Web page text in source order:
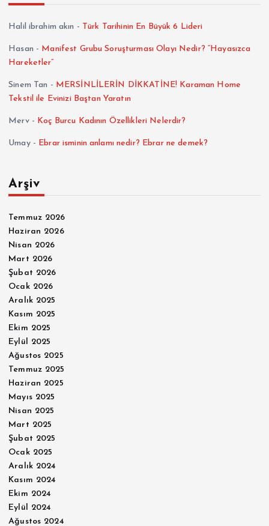
Halil ibrahim akın - Türk Tarihinin En Büyük 6 Lideri
Hasan - Manifest Grubu Soruşturması Olayı Nedir? “Hayasızca
Hareketler”
Sinem Tan - MERSİNLİLERİN DİKKATİNE! Karaman Home
Tekstil ile Evinizi Baştan Yaratın
Merv- Koç Burcu Kadının Özellikleri Nelerdir?
Umay- Ebrar isminin anlamı nedir? Ebrar ne demek?
Arşiv
Temmuz 2026
Haziran 2026
Nisan 2026
Mart 2026
Şubat 2026
Ocak 2026
Aralık 2025
Kasım 2025
Ekim 2025
Eylül 2025
Ağustos 2025
Temmuz 2025
Haziran 2025
Mayıs 2025
Nisan 2025
Mart 2025
Şubat 2025
Ocak 2025
Aralık 2024
Kasım 2024
Ekim 2024
Eylül 2024
Ağustos 2024